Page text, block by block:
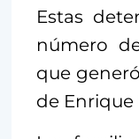
Estas
número
que
de Enrique